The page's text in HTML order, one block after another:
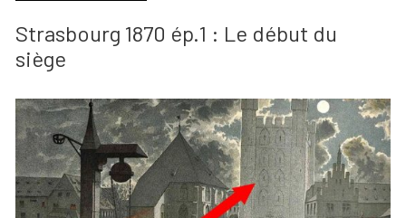
Strasbourg 1870 ép.1 : Le début du
siège